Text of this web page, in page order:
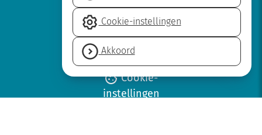
Werken bij
Privacyverklaring
Cookie-
instellingen
Cookie-instellingen
Akkoord